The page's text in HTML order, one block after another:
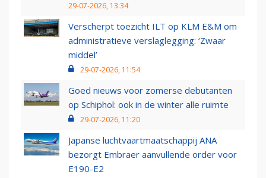
29-07-2026, 13:34
Verscherpt toezicht ILT op KLM E&M om
administratieve verslaglegging: ‘Zwaar
middel’
29-07-2026, 11:54
Goed nieuws voor zomerse debutanten
op Schiphol: ook in de winter alle ruimte
29-07-2026, 11:20
Japanse luchtvaartmaatschappij ANA
bezorgt Embraer aanvullende order voor
E190-E2